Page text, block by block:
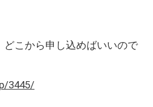
こから申し込めばいいので
3445/